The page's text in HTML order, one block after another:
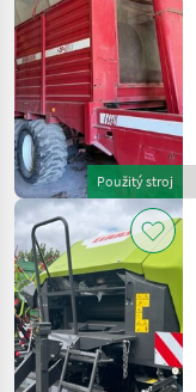
Použitý stroj